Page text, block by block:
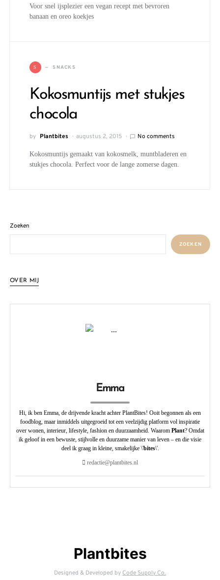
Voor snel ijsplezier een vegan recept met bevroren
banaan en oreo koekjes
S SNACKS
Kokosmuntijs met stukjes
chocola
by Plantbites augustus 2, 2015 No comments
Kokosmuntijs gemaakt van kokosmelk, muntbladeren en
stukjes chocola. Perfect voor de lange zomerse dagen.
Zoeken
ZOEKEN
OVER MIJ
Emma
Hi, ik ben Emma, de drijvende kracht achter PlantBites! Ooit begonnen als een
foodblog, maar inmiddels uitgegroeid tot een veelzijdig platform vol inspiratie
over wonen, interieur, lifestyle, fashion en duurzaamheid. Waarom Plant? Omdat
ik geloof in een bewuste, stijlvolle en duurzame manier van leven – en die visie
deel ik graag in kleine, smakelijke \'bites\'.
redactie@plantbites.nl
Plantbites
Designed & Developed by Code Supply Co.